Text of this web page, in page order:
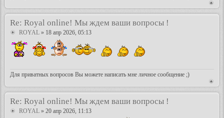
Re: Royal online! Мы ждем ваши вопросы !
ROYAL » 18 апр 2026, 05:13
Для приватных вопросов Вы можете написать мне личное сообщение ;)
Re: Royal online! Мы ждем ваши вопросы !
ROYAL » 20 апр 2026, 11:13